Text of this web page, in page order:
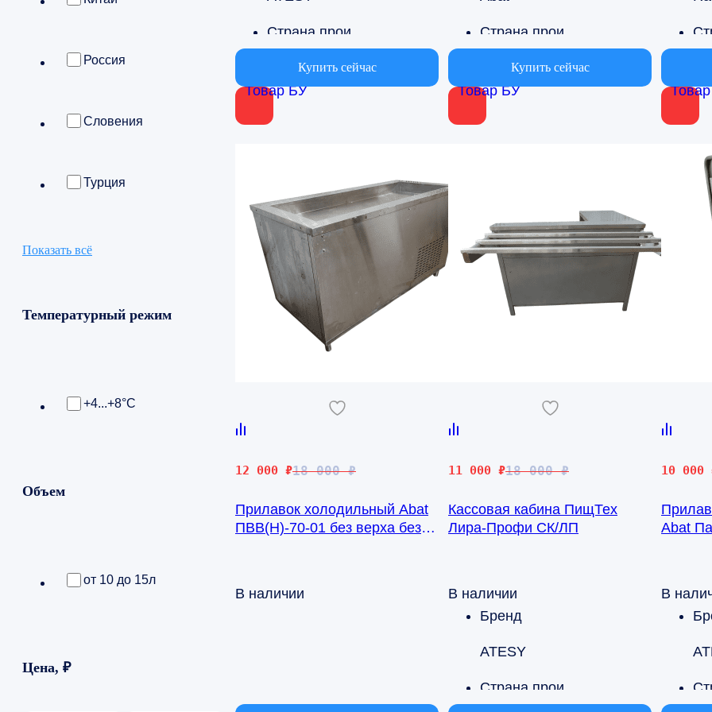
Россия
Словения
Турция
Показать всё
Температурный режим
+4...+8°С
Объем
от 10 до 15л
Цена, ₽
Товар БУ
РоссияКупить сейчас
Товар БУ
РоссияКупить сейчас
18 000₽
Первоначальная
составляла
18
12 000 ₽
Текущая
12
000 ₽.
Прилавок холодильный Abat
ПВВ(Н)-70-01 без верха без
В наличии
18 000₽
Первоначальная
составляла
18
11 000 ₽
Текущая
11
000 ₽.
Кассовая кабина ПищТех
Лира-Профи СК/ЛП
В наличии
Бренд
ATESY
51
10 000
Текущая
10
000 ₽.
Abat
В